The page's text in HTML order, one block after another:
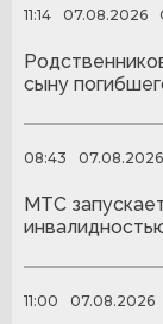
11:14 07.08.2026
сыну
08:43 07.08.2026
МТС
11:00 07.08.2026